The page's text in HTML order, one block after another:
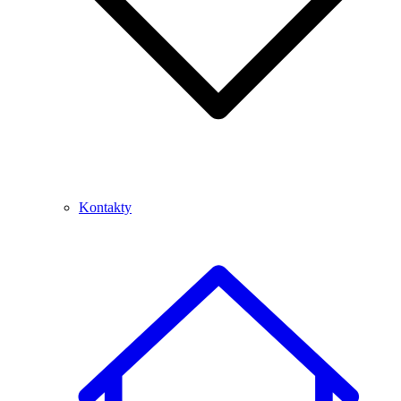
Kontakty